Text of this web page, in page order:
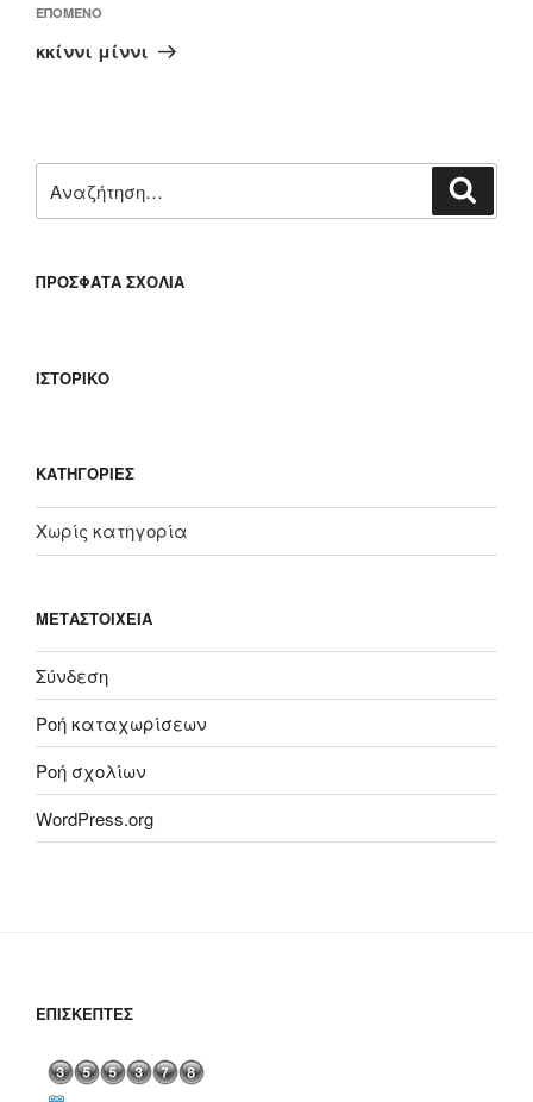
Επόμενο
άρθρο
ΕΠΌΜΕΝΟ
κκίννι μίννι
για:
ΠΡΌΣΦΑΤΑ ΣΧΌΛΙΑ
ΙΣΤΟΡΙΚΌ
KΑΤΗΓΟΡΊΕΣ
Χωρίς κατηγορία
ΜΕΤΑΣΤΟΙΧΕΊΑ
Σύνδεση
Ροή καταχωρίσεων
Ροή σχολίων
WordPress.org
ΕΠΙΣΚΈΠΤΕΣ